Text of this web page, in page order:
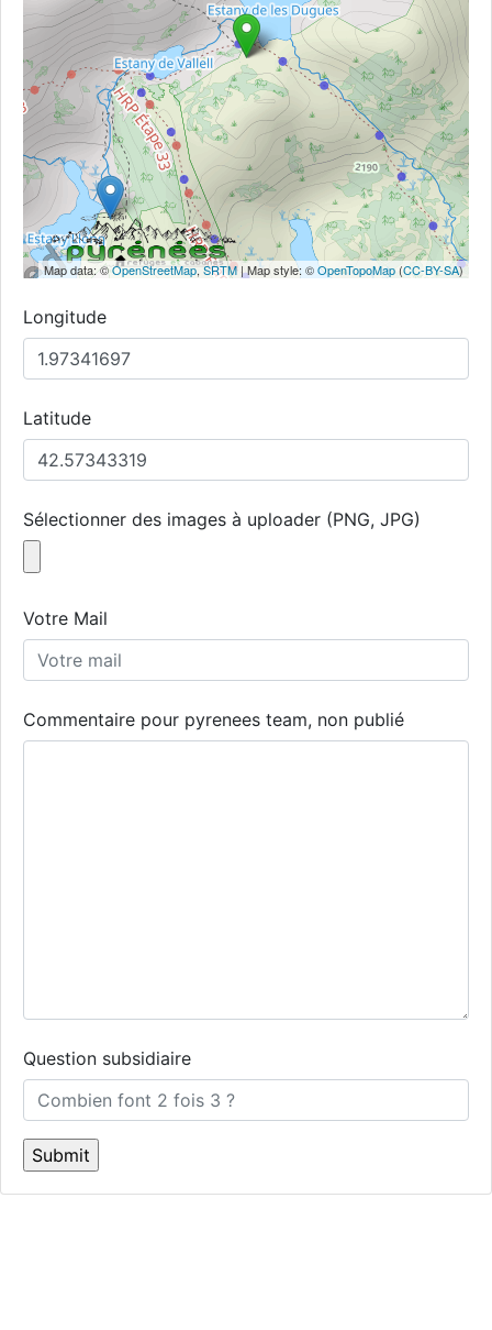
Map data: ©OpenStreetMap,SRTM| Map style: ©OpenTopoMap (CC-BY-SA)
Longitude
Latitude
Sélectionner des images à uploader (PNG, JPG)
Votre Mail
Commentaire pour pyrenees team, non publié
Question subsidiaire